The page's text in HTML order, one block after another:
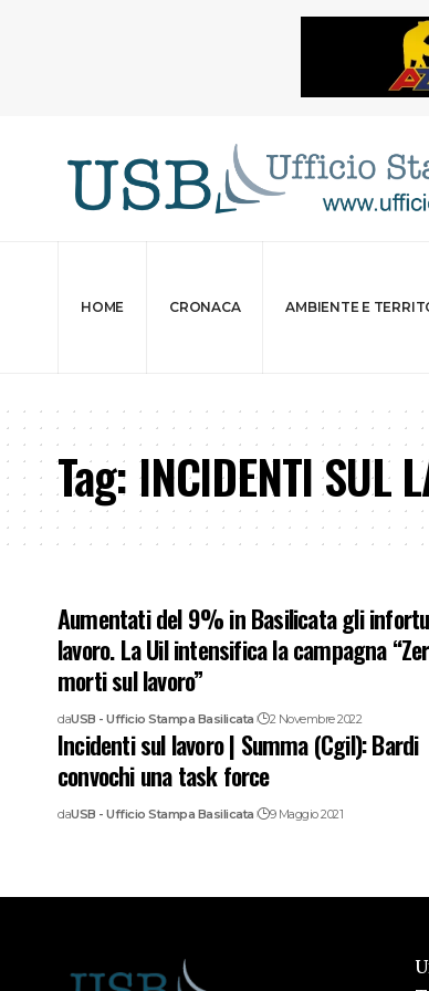
HOME CRONACA AMBIENTE E
Tag:INCIDENTI SUL
Aumentati del 9% in Basilicata gli
lavoro. La Uil intensifica la campagna
morti sul lavoro”
daUSB - Ufficio Stampa Basilicata 2 Novembre 2022
Incidenti sul lavoro | Summa (Cgil): Bardi
convochi una task force
daUSB - Ufficio Stampa Basilicata 9 Maggio 2021